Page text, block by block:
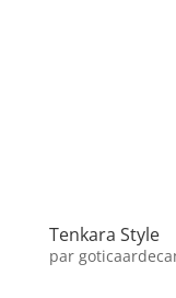
Tenkara Style
par